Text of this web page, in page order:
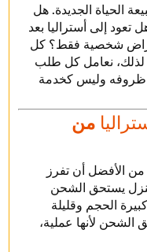
الحياة الجديدة. هل
تعود إلى أستراليا بعد
شخصية فقط؟ كل
لذلك، نعامل كل طلب
وليس كخدمة
من
الأفضل أن تفرز
يستحق الشحن
الحجم وقليلة
الشحن لأنها عملية،